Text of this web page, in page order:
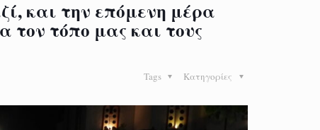
και την επόμενη μέρα
τον τόπο μας και τους
Κατηγορίες
Tags